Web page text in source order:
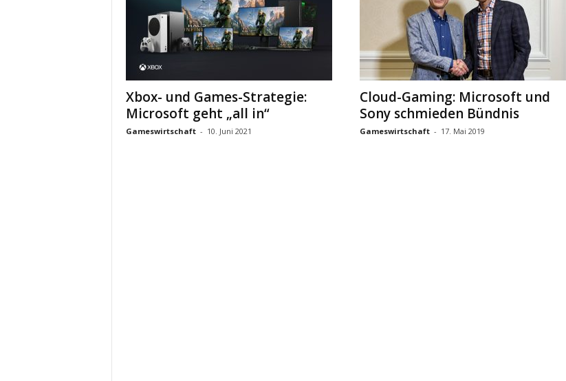
Xbox- und Games-Strategie:
Microsoft geht „all in“
Gameswirtschaft - 10. Juni 2021
Cloud-Gaming: Microsoft und
Sony schmieden Bündnis
Gameswirtschaft - 17. Mai 2019